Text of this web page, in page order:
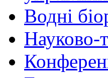
Водні
Науково-